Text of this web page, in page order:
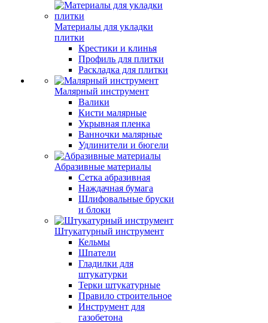
Материалы для укладки
плитки
Крестики и клинья
Профиль для плитки
Раскладка для плитки
Малярный инструмент
Валики
Кисти малярные
Укрывная пленка
Ванночки малярные
Удлинители и бюгели
Абразивные материалы
Сетка абразивная
Наждачная бумага
Шлифовальные бруски
и блоки
Штукатурный инструмент
Кельмы
Шпатели
Гладилки для
штукатурки
Терки штукатурные
Правило строительное
Инструмент для
газобетона